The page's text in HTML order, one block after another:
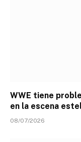
WWE tiene
en la escena
08/07/2026